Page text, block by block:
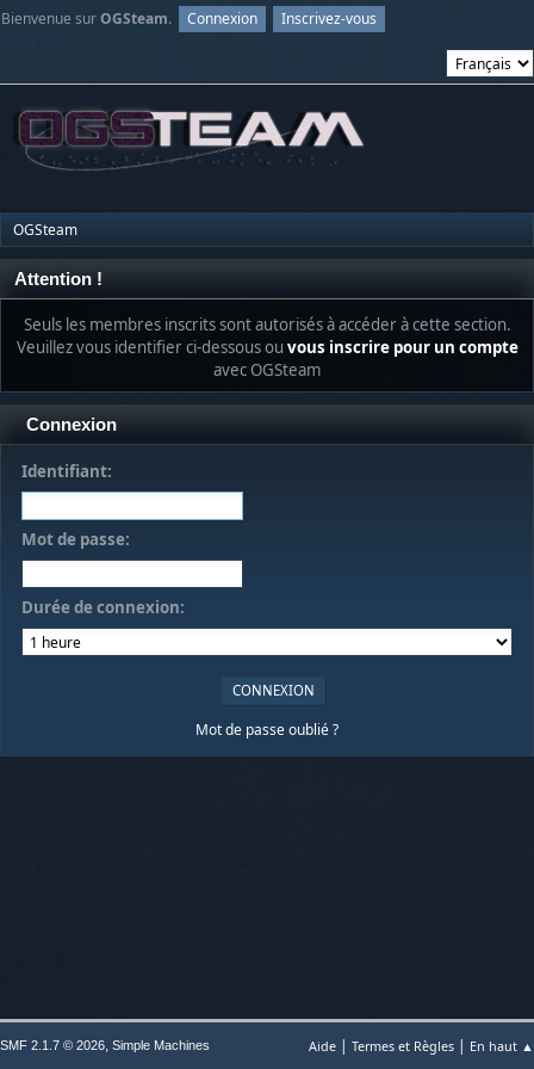
Bienvenue surOGSteam. Connexion Inscrivez-vous
OGSteam
Attention !
Seuls les membres inscrits sont autorisés à accéder à cette section.
Veuillez vous identifier ci-dessous ou vous inscrire pour un compte
avec OGSteam
Connexion
Identifiant:
Mot de passe:
Durée de connexion:
Mot de passe oublié ?
Aide | Termes et Règles | En haut ▲
SMF 2.1.7 © 2026, Simple Machines